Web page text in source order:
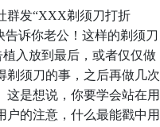
群发“XXX剃须刀打折
告诉你老公！这样的剃须刀
入放到最后，或者仅仅做
剃须刀的事，之后再做几次
这是想说，你要学会站在用
户的注意，什么最能戳中用